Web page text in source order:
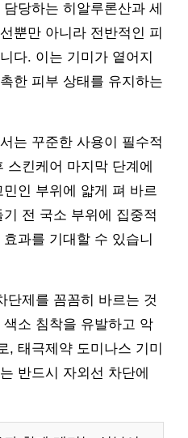
당하는 히알루론산과 세
뿐만 아니라 전반적인 피
다. 이는 기미가 옅어지
한 피부 상태를 유지하는
는 꾸준한 사용이 필수적
킨케어 마지막 단계에
인 부위에 얇게 펴 바르
전 국소 부위에 집중적
과를 기대할 수 있습니
단제를 꼼꼼히 바르는 것
소 침착을 유발하고 악
, 태극제약 도미나스 기미
반드시 자외선 차단에